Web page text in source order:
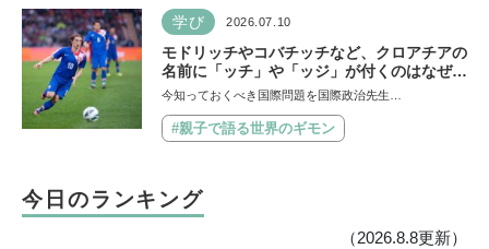
学び 2026.07.10
モドリッチやコバチッチなど、クロアチアの
名前に「ッチ」や「ッジ」が付くのはなぜ？
【親子で語る国際問題】
今知っておくべき国際問題を国際政治先生…
#親子で語る世界のギモン
今日のランキング
（2026.8.8更新）